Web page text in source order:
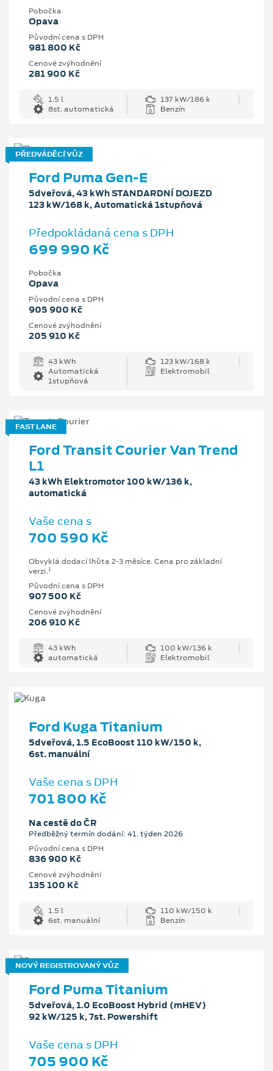
Pobočka
Opava
Původní cena s DPH
981 800 Kč
Cenové zvýhodnění
281 900 Kč
1.5 l
137 kW/186 k
8st. automatická
Benzín
PŘEDVÁDĚCÍ VŮZ
Ford Puma Gen-E
5dveřová, 43 kWh STANDARDNÍ DOJEZD
123 kW/168 k, Automatická 1stupňová
Předpokládaná cena s DPH
699 990 Kč
Pobočka
Opava
Původní cena s DPH
905 900 Kč
Cenové zvýhodnění
205 910 Kč
43 kWh
123 kW/168 k
Automatická
1stupňová
Elektromobil
FAST LANE
Ford Transit Courier Van Trend
L1
43 kWh Elektromotor 100 kW/136 k,
automatická
Vaše cena s
700 590 Kč
Obvyklá dodací lhůta 2-3 měsíce. Cena pro základní
verzi.1
Původní cena s DPH
907 500 Kč
Cenové zvýhodnění
206 910 Kč
43 kWh
100 kW/136 k
automatická
Elektromobil
Ford Kuga Titanium
5dveřová, 1.5 EcoBoost 110 kW/150 k,
6st. manuální
Vaše cena s DPH
701 800 Kč
Na cestě do ČR
Předběžný termín dodání: 41. týden 2026
Původní cena s DPH
836 900 Kč
Cenové zvýhodnění
135 100 Kč
1.5 l
110 kW/150 k
6st. manuální
Benzín
NOVÝ REGISTROVANÝ VŮZ
Ford Puma Titanium
5dveřová, 1.0 EcoBoost Hybrid (mHEV)
92 kW/125 k, 7st. Powershift
Vaše cena s DPH
705 900 Kč